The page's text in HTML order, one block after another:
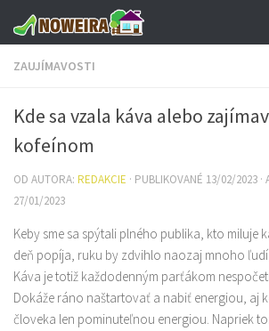
Preskočiť na obsah
ZAUJÍMAVOSTI
Kde sa vzala káva alebo
kofeínom
OD AUTORA: REDAKCIE · PUBLIKOVANÉ 13/02/2023 ·
27/01/2023
Keby sme sa spýtali plného publika, kto miluje
deň popíja, ruku by zdvihlo naozaj mnoho
Káva je totiž každodenným parťákom
Dokáže ráno naštartovať a nabiť energiou, aj
človeka len pominuteľnou energiou. Napriek